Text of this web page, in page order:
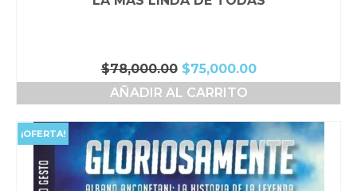
$78,000.00 El
precio
original
$78,000.00.
$75,000.00El
precio
$75,000.00.
AÑADIR AL CARRITO
¡OFERTA!